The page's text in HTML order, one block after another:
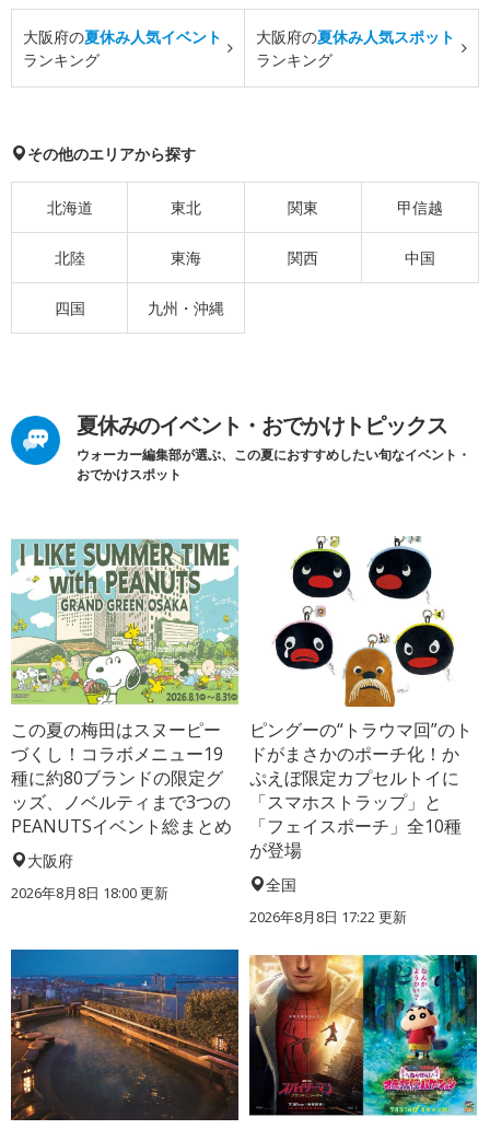
大阪府の夏休み人気イベント
ランキング
大阪府の夏休み人気スポット
ランキング
その他のエリアから探す
北海道 東北 関東 甲信越
北陸 東海 関西 中国
四国 九州・沖縄
夏休みのイベント・おでかけトピックス
ウォーカー編集部が選ぶ、この夏におすすめしたい旬なイベント・
おでかけスポット
この夏の梅田はスヌーピー
づくし！コラボメニュー19
種に約80ブランドの限定グ
ッズ、ノベルティまで3つの
PEANUTSイベント総まとめ
大阪府
2026年8月8日 18:00更新
ピングーの“トラウマ回”のト
ドがまさかのポーチ化！か
ぷえぼ限定カプセルトイに
「スマホストラップ」と
「フェイスポーチ」全10種
が登場
全国
2026年8月8日 17:22更新